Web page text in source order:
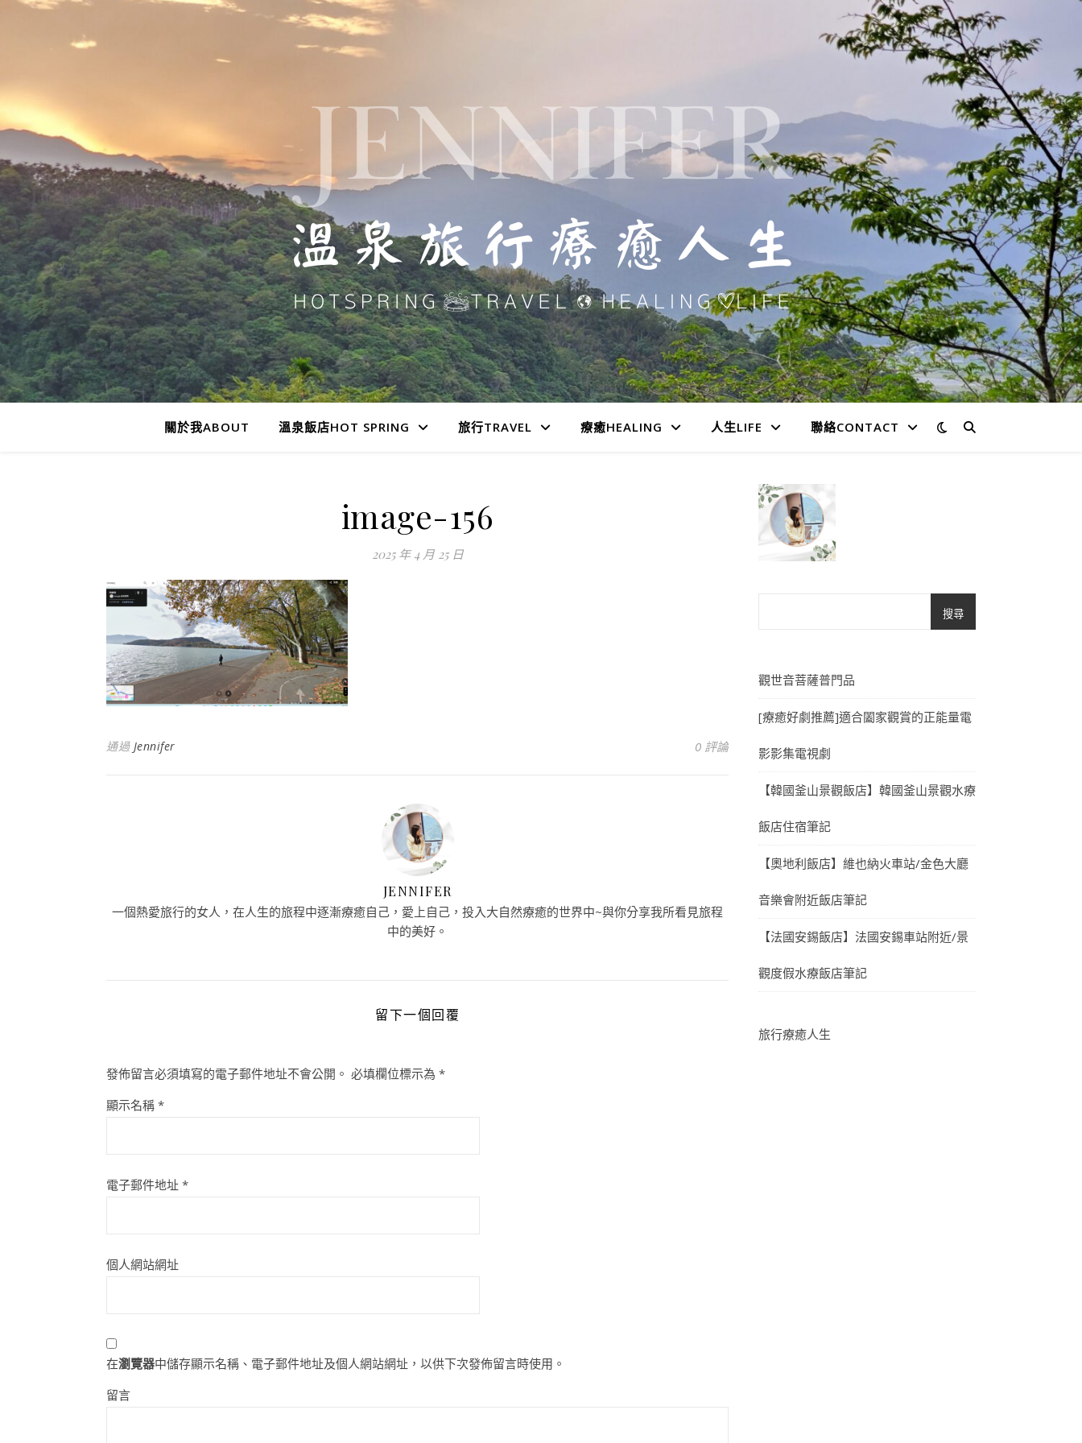
關於我ABOUT 溫泉飯店HOT SPRING 旅行TRAVEL 療癒HEALING 人生LIFE 聯絡CONTACT
image-156
2025 年 4 月 25 日
通過 Jennifer 0 評論
JENNIFER
一個熱愛旅行的女人，在人生的旅程中逐漸療癒自己，愛上自己，投入大自然療癒的世界中~與你分享我所看見旅程
中的美好。
留下一個回覆
發佈留言必須填寫的電子郵件地址不會公開。 必填欄位標示為 *
顯示名稱 *
電子郵件地址 *
個人網站網址
在瀏覽器中儲存顯示名稱、電子郵件地址及個人網站網址，以供下次發佈留言時使用。
留言
搜尋
觀世音菩薩普門品
[療癒好劇推薦]適合闔家觀賞的正能量電
影影集電視劇
【韓國釜山景觀飯店】韓國釜山景觀水療
飯店住宿筆記
【奧地利飯店】維也納火車站/金色大廳
音樂會附近飯店筆記
【法國安錫飯店】法國安錫車站附近/景
觀度假水療飯店筆記
旅行療癒人生